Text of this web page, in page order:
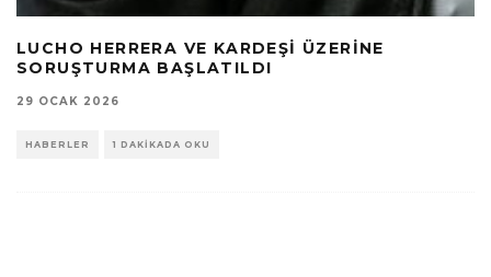
LUCHO HERRERA VE KARDEŞI ÜZERINE
SORUŞTURMA BAŞLATILDI
29 OCAK 2026
HABERLER 1 DAKIKADA OKU